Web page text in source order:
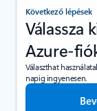
Következő lépések
Válassza
Azure-
Választhat
napig ingyenesen.